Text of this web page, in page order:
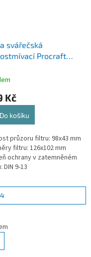
svářečská
Procraft
Kč
Do košíku
průzoru filtru: 98x43 mm
filtru: 126х102 mm
ochrany v zatemněném
DIN 9-13